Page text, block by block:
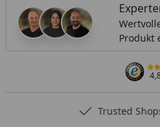
Produkt
Trusted